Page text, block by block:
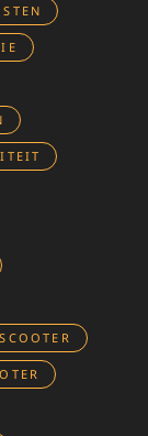
SCOOTER